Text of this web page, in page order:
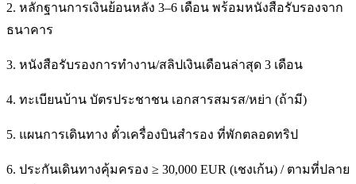
2. หลักฐานการเงินย้อนหลัง 3–6 เดือน พร้อมหนังสือรับรองจาก
ธนาคาร
3. หนังสือรับรองการทำงาน/สลิปเงินเดือนล่าสุด 3 เดือน
4. ทะเบียนบ้าน บัตรประชาชน เอกสารสมรส/หย่า (ถ้ามี)
5. แผนการเดินทาง ตั๋วเครื่องบินสำรอง ที่พักตลอดทริป
6. ประกันเดินทางคุ้มครอง ≥ 30,000 EUR (เชงเก้น) / ตามที่ปลาย